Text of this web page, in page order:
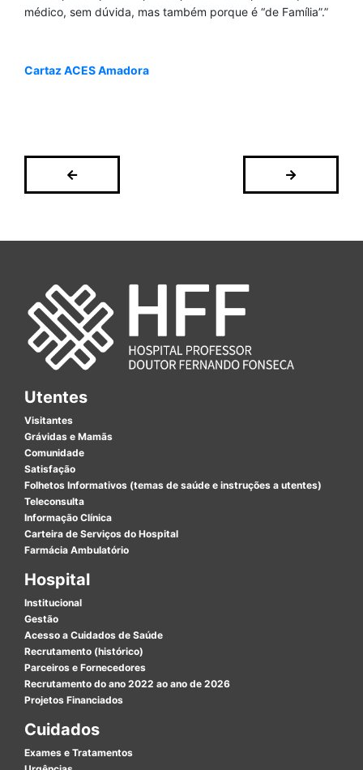
médico, sem dúvida, mas também porque é “de Família”.”
Cartaz ACES Amadora
Utentes
Visitantes
Grávidas e Mamãs
Comunidade
Satisfação
Folhetos Informativos (temas de saúde e instruções a utentes)
Teleconsulta
Informação Clínica
Carteira de Serviços do Hospital
Farmácia Ambulatório
Hospital
Institucional
Gestão
Acesso a Cuidados de Saúde
Recrutamento (histórico)
Parceiros e Fornecedores
Recrutamento do ano 2022 ao ano de 2026
Projetos Financiados
Cuidados
Exames e Tratamentos